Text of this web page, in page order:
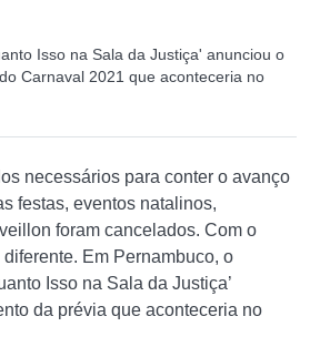
Isso na Sala da Justiça' anunciou o
Carnaval 2021 que aconteceria no
necessários para conter o avanço
festas, eventos natalinos,
foram cancelados. Com o
Em Pernambuco, o
Isso na Sala da Justiça’
da prévia que aconteceria no